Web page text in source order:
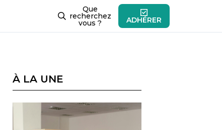
Que
recherchez
vous ? ADHÉRER
À LA UNE